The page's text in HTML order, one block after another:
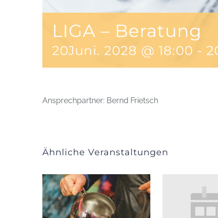
LIGA – Beratung
20Juni. 2028 @ 18:00 -
Ansprechpartner: Bernd Frietsch
Ähnliche Veranstaltungen